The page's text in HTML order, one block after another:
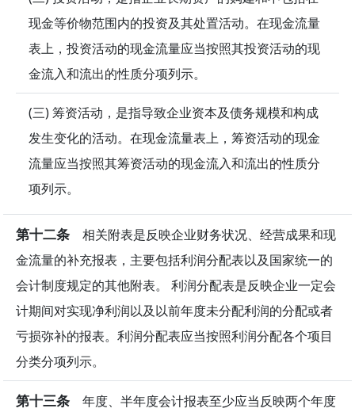
现金等价物范围内的投资及其处置活动。在现金流量
表上，投资活动的现金流量应当按照其投资活动的现
金流入和流出的性质分项列示。
(三) 筹资活动，是指导致企业资本及债务规模和构成
发生变化的活动。在现金流量表上，筹资活动的现金
流量应当按照其筹资活动的现金流入和流出的性质分
项列示。
第十二条 相关附表是反映企业财务状况、经营成果和现
金流量的补充报表，主要包括利润分配表以及国家统一的
会计制度规定的其他附表。 利润分配表是反映企业一定会
计期间对实现净利润以及以前年度未分配利润的分配或者
亏损弥补的报表。利润分配表应当按照利润分配各个项目
分类分项列示。
第十三条 年度、半年度会计报表至少应当反映两个年度